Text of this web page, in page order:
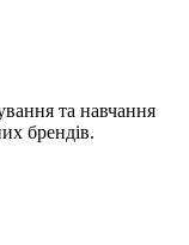
та навчання
брендів.